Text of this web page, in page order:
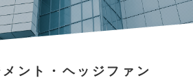
ント・ヘッジファン